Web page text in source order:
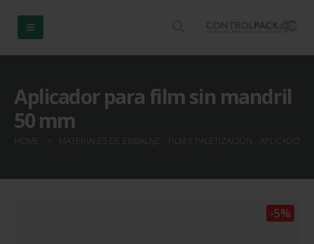
Aplicador para film sin mandril
50 mm
HOME MATERIALES DE EMBALAJE FILM Y PALETIZACIÓN
-5%